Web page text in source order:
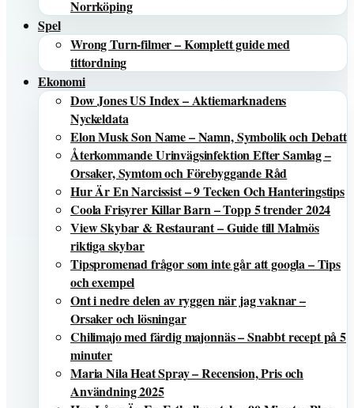
Norrköping
Spel
Wrong Turn-filmer – Komplett guide med
tittordning
Ekonomi
Dow Jones US Index – Aktiemarknadens
Nyckeldata
Elon Musk Son Name – Namn, Symbolik och Debatt
Återkommande Urinvägsinfektion Efter Samlag –
Orsaker, Symtom och Förebyggande Råd
Hur Är En Narcissist – 9 Tecken Och Hanteringstips
Coola Frisyrer Killar Barn – Topp 5 trender 2024
View Skybar & Restaurant – Guide till Malmös
riktiga skybar
Tipspromenad frågor som inte går att googla – Tips
och exempel
Ont i nedre delen av ryggen när jag vaknar –
Orsaker och lösningar
Chilimajo med färdig majonnäs – Snabbt recept på 5
minuter
Maria Nila Heat Spray – Recension, Pris och
Användning 2025